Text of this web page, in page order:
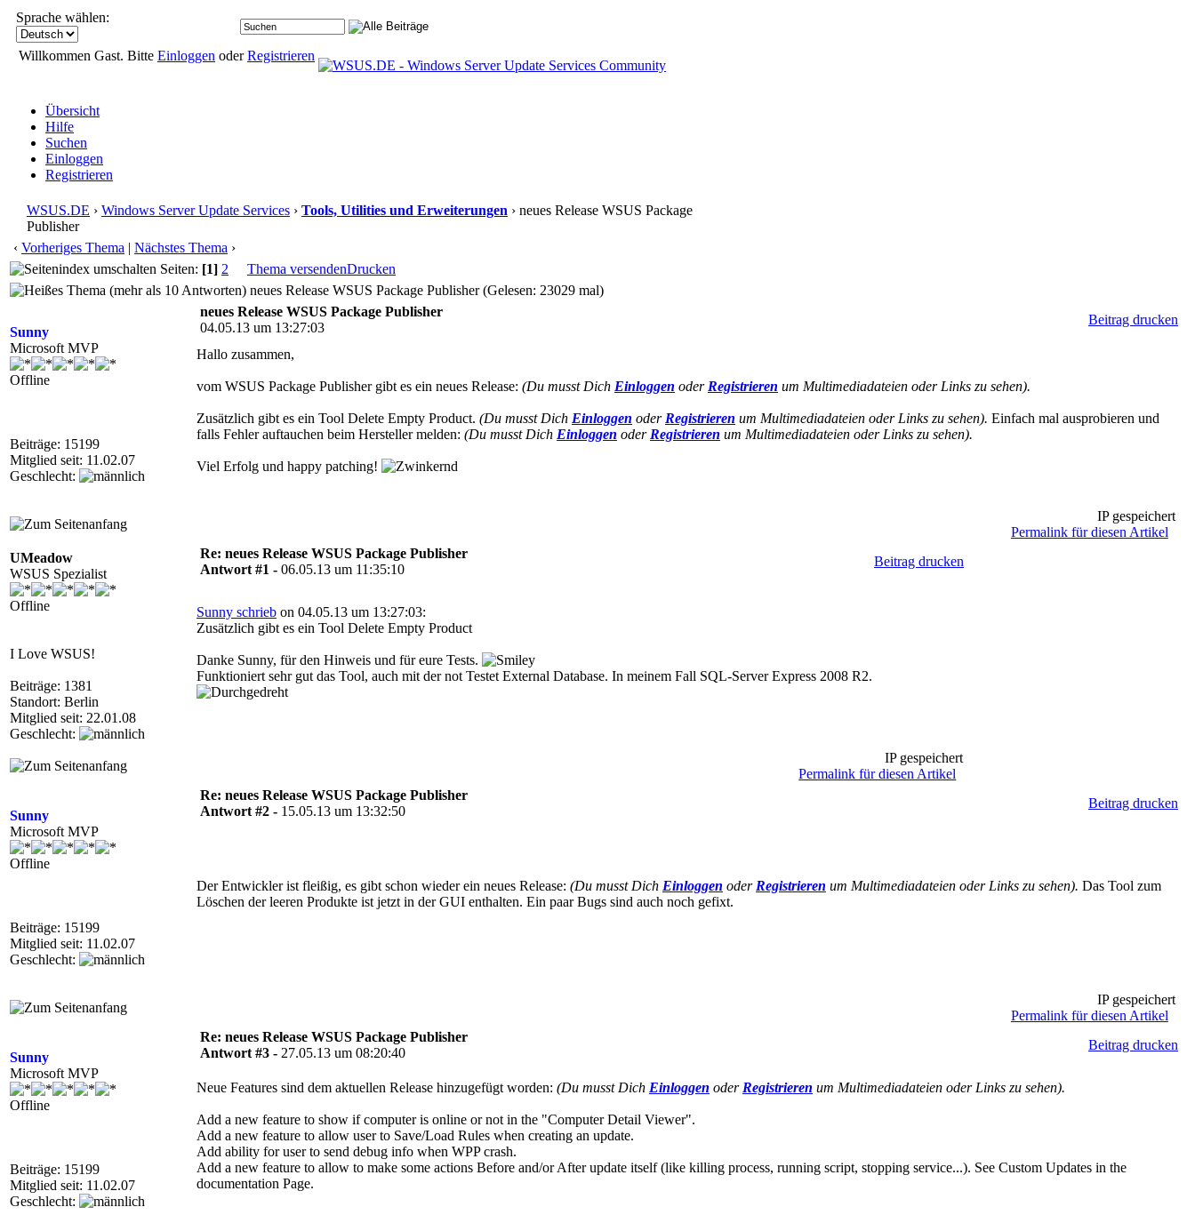
Sprache wählen:
Willkommen Gast. Bitte Einloggen oderRegistrieren
Übersicht
Hilfe
Suchen
Einloggen
Registrieren
WSUS.DE › Windows Server Update Services › Tools, Utilities und Erweiterungen › neues Release WSUS Package
Publisher
‹ Vorheriges Thema | Nächstes Thema ›
Seiten: [1] 2 Thema versendenDrucken
neues Release WSUS Package Publisher (Gelesen: 23029 mal)
Sunny
Microsoft MVP
Offline
Beiträge: 15199
Mitglied seit: 11.02.07
Geschlecht:
neues Release WSUS Package Publisher
04.05.13 um 13:27:03
Beitrag drucken
Hallo zusammen,
vom WSUS Package Publisher gibt es ein neues Release: (Du musst Dich Einloggen oder Registrieren um Multimediadateien oder Links zu sehen).
Zusätzlich gibt es ein Tool Delete Empty Product. (Du musst Dich Einloggen oder Registrieren um Multimediadateien oder Links zu sehen). Einfach mal ausprobieren und
falls Fehler auftauchen beim Hersteller melden: (Du musst Dich Einloggen oder Registrieren um Multimediadateien oder Links zu sehen).
Viel Erfolg und happy patching!
IP gespeichert
Permalink für diesen Artikel
UMeadow
WSUS Spezialist
Offline
I Love WSUS!
Beiträge: 1381
Standort: Berlin
Mitglied seit: 22.01.08
Geschlecht:
Re: neues Release WSUS Package Publisher
Antwort #1 - 06.05.13 um 11:35:10
Beitrag drucken
Sunny schrieb on 04.05.13 um 13:27:03:
Zusätzlich gibt es ein Tool Delete Empty Product
Danke Sunny, für den Hinweis und für eure Tests.
Funktioniert sehr gut das Tool, auch mit der not Testet External Database. In meinem Fall SQL-Server Express 2008 R2.
IP gespeichert
Permalink für diesen Artikel
Sunny
Microsoft MVP
Offline
Beiträge: 15199
Mitglied seit: 11.02.07
Geschlecht:
Re: neues Release WSUS Package Publisher
Antwort #2 - 15.05.13 um 13:32:50
Beitrag drucken
Der Entwickler ist fleißig, es gibt schon wieder ein neues Release: (Du musst Dich Einloggen oder Registrieren um Multimediadateien oder Links zu sehen). Das Tool zum
Löschen der leeren Produkte ist jetzt in der GUI enthalten. Ein paar Bugs sind auch noch gefixt.
IP gespeichert
Permalink für diesen Artikel
Sunny
Microsoft MVP
Offline
Beiträge: 15199
Mitglied seit: 11.02.07
Geschlecht:
Re: neues Release WSUS Package Publisher
Antwort #3 - 27.05.13 um 08:20:40
Beitrag drucken
Neue Features sind dem aktuellen Release hinzugefügt worden: (Du musst Dich Einloggen oder Registrieren um Multimediadateien oder Links zu sehen).
Add a new feature to show if computer is online or not in the "Computer Detail Viewer".
Add a new feature to allow user to Save/Load Rules when creating an update.
Add ability for user to send debug info when WPP crash.
Add a new feature to allow to make some actions Before and/or After update itself (like killing process, running script, stopping service...). See Custom Updates in the
documentation Page.